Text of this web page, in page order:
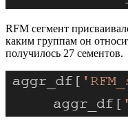
RFM сегмент
каким группам он
получилось 27 сементов.